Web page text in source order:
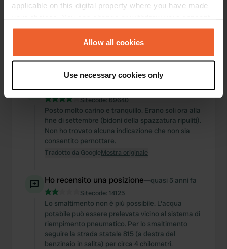
applicable on this digital property where you have made
any time from the Cookie Declaration or by clicking on
the Privacy trigger icon.
Collect information about your geographical location
which can be accurate to within several meters
Identify your device by actively scanning it for
specific characteristics (fingerprinting)
Find out more about how your personal data is processed
and set your preferences in the
provide social media features and to analyse our traffic.
We also share information about your use of our site with
our social media, advertising and analytics partners who
may combine it with other information that you’ve
provided to them or that they’ve collected from your use
of their services.
Allow all cookies
Use necessary cookies only
Sitecode:55398
perché la tassa di soggiorno è ora di € 1,75 (a
persona). Posto auto ancora 5 €/notte (luce 0,50
€/KWh, acqua 1 €/100 l). Smaltimento gratuito.
Tradotto da GoogleMostra originale
Ho recensito una posizione—quasi 5 anni fa
Sitecode:69640
Posto molto carino e tranquillo. Erano soli ora alla
fine di settembre (bidoni della spazzatura ripuliti).
Non ho trovato alcuna indicazione che non sia
consentito pernottare.
Tradotto da GoogleMostra originale
Ho recensito una posizione—quasi 5 anni fa
Sitecode: 14125
Lo smaltimento non è più possibile. L'acqua
potabile può essere prelevata vicino al sistema di
riempimento pneumatico. Per lo smaltimento
seguire la strada statale 815 (a destra del
benzinaio in salita) per circa 4 chilometri.